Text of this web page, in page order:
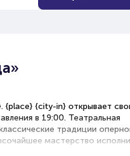
{place} {city-in} открывает
в 19:00. Театральная
традиции
мастерство